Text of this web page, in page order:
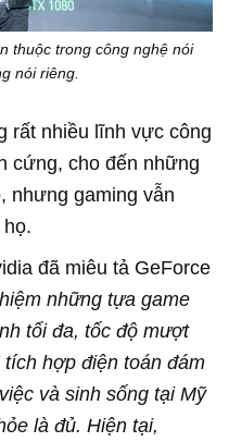
thuộc trong công nghệ nói
nói riêng.
rất nhiều lĩnh vực công
cứng, cho đến những
nhưng gaming vẫn
đã miêu tả GeForce
những tựa game
tối đa, tốc độ mượt
hợp điện toán đám
và sinh sống tại Mỹ
là đủ. Hiện tại,